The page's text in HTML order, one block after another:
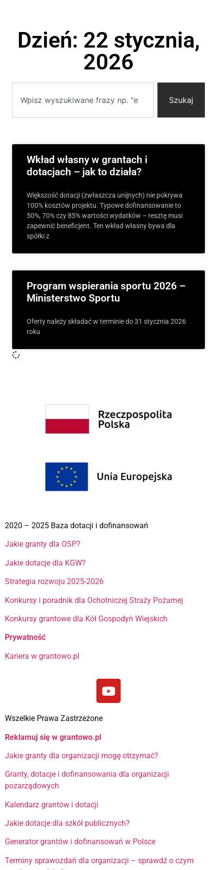
Dzień: 22 stycznia,
2026
Szukaj
Wkład własny w grantach i
dotacjach – jak to działa?
Większość dotacji (zwłaszcza unijnych) nie pokrywa
100% kosztów projektu. Typowe dofinansowanie to
50%, 70% czy 85% wartości wydatków – resztę musi
zapewnić beneficjent. Ten wkład własny bywa dla
spółki z
Program wspierania sportu 2026 –
Ministerstwo Sportu
Oferty należy składać w terminie do 31 stycznia 2026
roku
2020 – 2025 Baza dotacji i dofinansowań
Jakie granty dla OSP?
Jakie dotacje dla KGW?
Strategia rozwoju 2025-2026
Konkursy i poradnik dla Ochotniczej Straży Pożarnej
Konkursy grantowe dla Kół Gospodyń Wiejskich
Prywatność
Kariera w grantowo.pl
Wszelkie Prawa Zastrzeżone
Reklamuj się w grantowo.pl
Jakie granty dla organizacji mogę otrzymać?
Granty, dotacje i dofinansowania dla organizacji
pozarządowych
Kalendarz grantów i dotacji
Jakie dotacje dla szkół publicznych?
Generator grantów i dofinansowań w Polsce
Terminy sprawozdań dla organizacji – sprawdź o czym